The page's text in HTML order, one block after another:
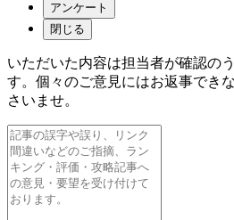
アンケート
閉じる
いただいた内容は担当者が確認の
す。個々のご意見にはお返事でき
さいませ。